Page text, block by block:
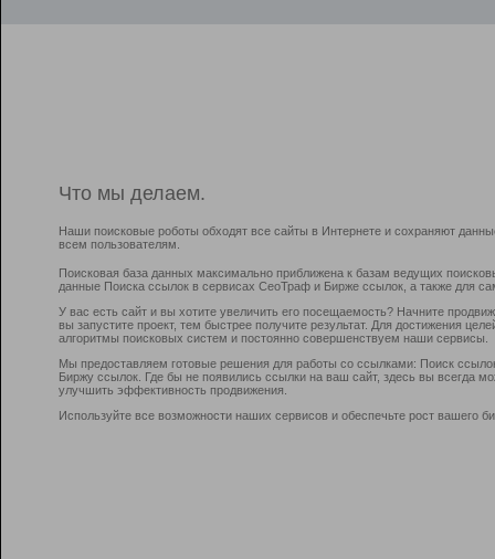
Что мы делаем.
Наши поисковые роботы обходят все сайты в Интернете и сохраняют
всем пользователям.
Поисковая база данных максимально приближена к базам ведущих
данные Поиска ссылок в сервисах СеоТраф и Бирже ссылок, а также для
У вас есть сайт и вы хотите увеличить его посещаемость? Начните
вы запустите проект, тем быстрее получите результат. Для достижения
алгоритмы поисковых систем и постоянно совершенствуем наши сервисы.
Мы предоставляем готовые решения для работы со ссылками: Поиск
Биржу ссылок. Где бы не появились ссылки на ваш сайт, здесь вы всегда
улучшить эффективность продвижения.
Используйте все возможности наших сервисов и обеспечьте рост вашего